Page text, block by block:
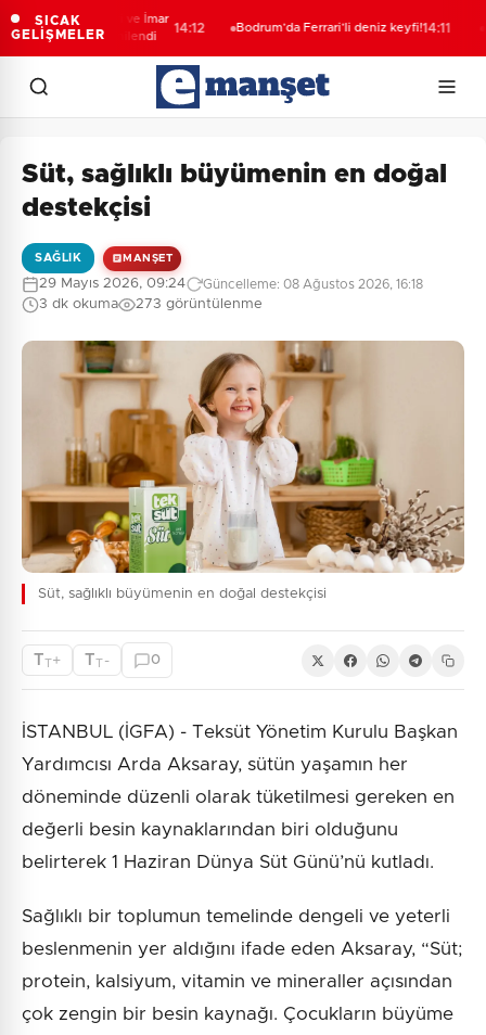
SICAK
GELİŞMELER
Kent Rehberi ve İmar
Sorgulama yenilendi
14:12 Bodrum’da Ferrari’li deniz keyfi!14:11
Süt, sağlıklı büyümenin en doğal
destekçisi
SAĞLIK MANŞET
29 Mayıs 2026, 09:24 Güncelleme: 08 Ağustos 2026, 16:18
3 dk okuma 273 görüntülenme
Süt, sağlıklı büyümenin en doğal destekçisi
TT+ TT - 0
İSTANBUL (İGFA) - Teksüt Yönetim Kurulu Başkan
Yardımcısı Arda Aksaray, sütün yaşamın her
döneminde düzenli olarak tüketilmesi gereken en
değerli besin kaynaklarından biri olduğunu
belirterek 1 Haziran Dünya Süt Günü’nü kutladı.
Sağlıklı bir toplumun temelinde dengeli ve yeterli
beslenmenin yer aldığını ifade eden Aksaray, “Süt;
protein, kalsiyum, vitamin ve mineraller açısından
çok zengin bir besin kaynağı. Çocukların büyüme